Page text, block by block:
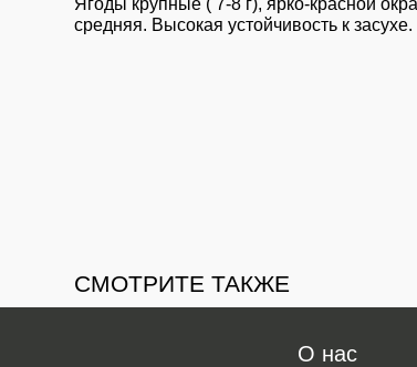
Ягоды крупные ( 7-8 г), ярко-красной
средняя. Высокая устойчивость к
СМОТРИТЕ ТАКЖЕ
О нас